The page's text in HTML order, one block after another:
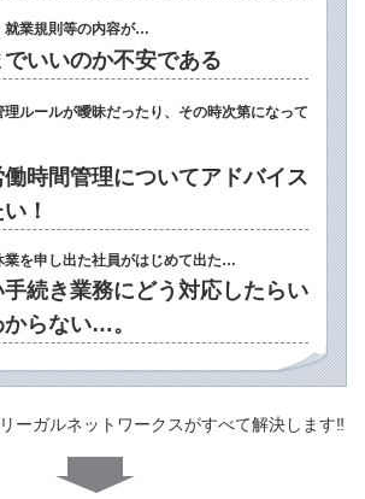
就業規則等の内容が…
いいのか不安である
理ルールが曖昧だったり、その時次第になって
時間管理についてアドバイス
！
業を申し出た社員がはじめて出た…
続き業務にどう対応したらい
らない…。
ーガルネットワークスがすべて解決します‼